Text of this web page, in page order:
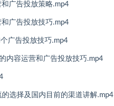
广告投放策略.mp4
广告投放技巧.mp4
广告投放技巧.mp4
内容运营和广告投放技巧.mp4
选择及国内目前的渠道讲解.mp4